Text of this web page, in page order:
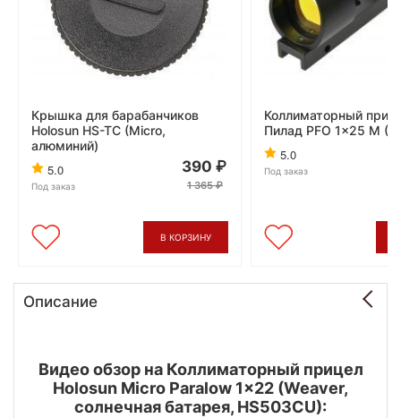
Крышка для барабанчиков
Holosun HS-TC (Micro,
алюминий)
5.0
Под заказ
390
1 365
В КОРЗИНУ
Коллиматорный
Пилад PFO 1x25 M
5.0
Под заказ
Описание
Видео обзор на Коллиматорный прицел
Holosun Micro Paralow 1x22 (Weaver,
солнечная батарея, HS503CU):